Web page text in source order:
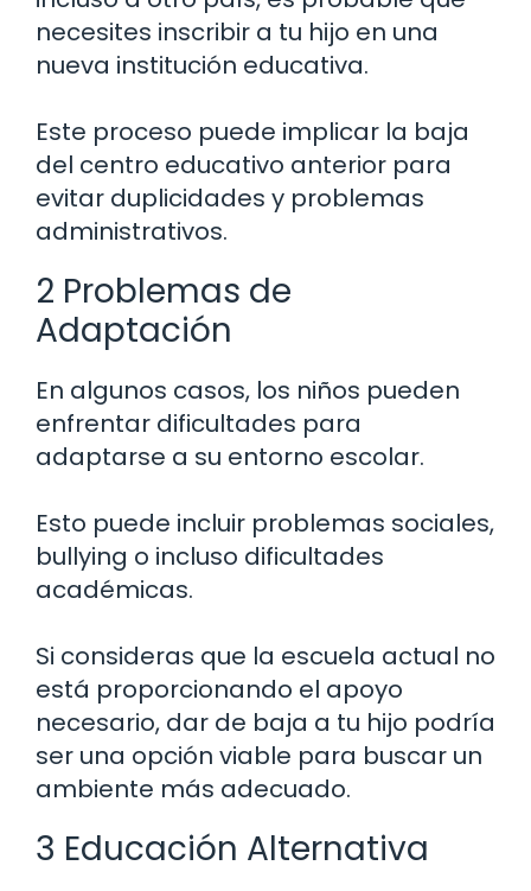
necesites inscribir a tu hijo en una
nueva institución educativa.
Este proceso puede implicar la baja
del centro educativo anterior para
evitar duplicidades y problemas
administrativos.
2 Problemas de
Adaptación
En algunos casos, los niños pueden
enfrentar dificultades para
adaptarse a su entorno escolar.
Esto puede incluir problemas sociales,
bullying o incluso dificultades
académicas.
Si consideras que la escuela actual no
está proporcionando el apoyo
necesario, dar de baja a tu hijo podría
ser una opción viable para buscar un
ambiente más adecuado.
3 Educación Alternativa